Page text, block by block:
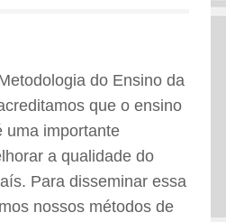
do Ensino da
que o ensino
uma importante
a qualidade do
Para disseminar essa
nossos métodos de